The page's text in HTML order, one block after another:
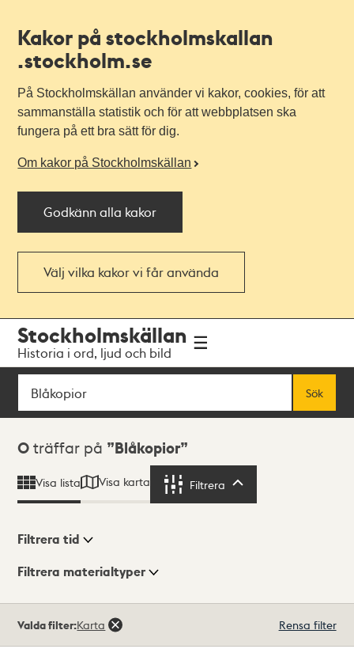
Kakor på stockholmskallan
.stockholm.se
På Stockholmskällan använder vi kakor, cookies, för att
sammanställa statistik och för att webbplatsen ska
fungera på ett bra sätt för dig.
Om kakor på Stockholmskällan
Godkänn alla kakor
Välj vilka kakor vi får använda
navigationen
huvudinnehållet
Stockholmskällan
Historia i ord, ljud och bild
Sök
Sök
Sökresultat
0 träffar på Blåkopior
Visa lista Visa karta Filtrera
Visningsläge
Filtrera tid
Filtrera materialtyper
träffar
Valda filter:Karta Rensa filter